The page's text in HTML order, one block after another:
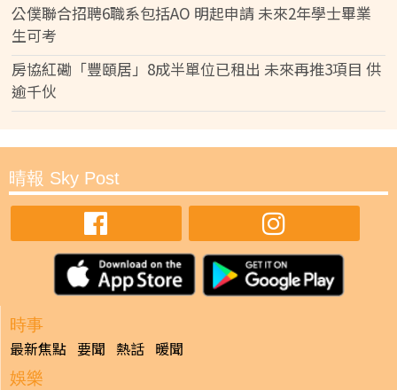
公僕聯合招聘6職系包括AO 明起申請 未來2年學士畢業
生可考
房協紅磡「豐頤居」8成半單位已租出 未來再推3項目 供
逾千伙
晴報 Sky Post
時事
最新焦點 要聞 熱話 暖聞
娛樂